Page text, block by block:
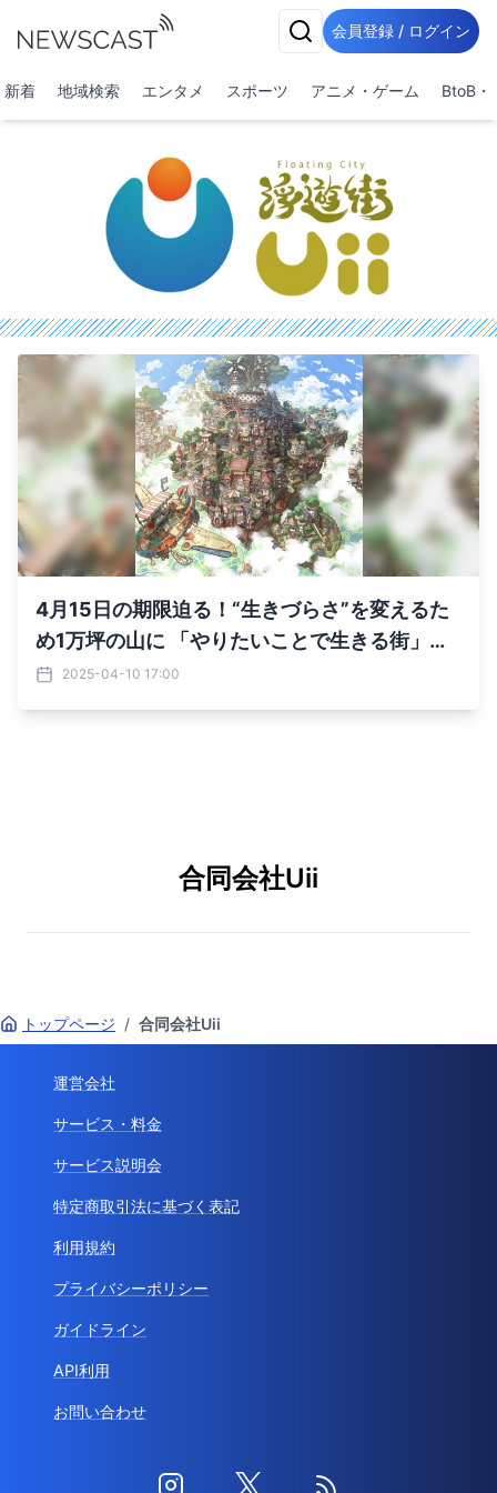
会員登録 / ログイン
新着 地域検索 エンタメ スポーツ アニメ・ゲーム BtoB・
4月15日の期限迫る！“生きづらさ”を変えるた
め1万坪の山に 「やりたいことで生きる街」を
創るプロジェクトを実施
2025-04-10 17:00
合同会社Uii
トップページ / 合同会社Uii
運営会社
サービス・料金
サービス説明会
特定商取引法に基づく表記
利用規約
プライバシーポリシー
ガイドライン
API利用
お問い合わせ